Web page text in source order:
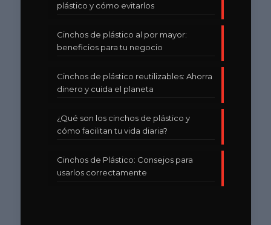
plástico y cómo evitarlos
Cinchos de plástico al por mayor:
beneficios para tu negocio
Cinchos de plástico reutilizables: Ahorra
dinero y cuida el planeta
¿Qué son los cinchos de plástico y
cómo facilitan tu vida diaria?
Cinchos de Plástico: Consejos para
usarlos correctamente